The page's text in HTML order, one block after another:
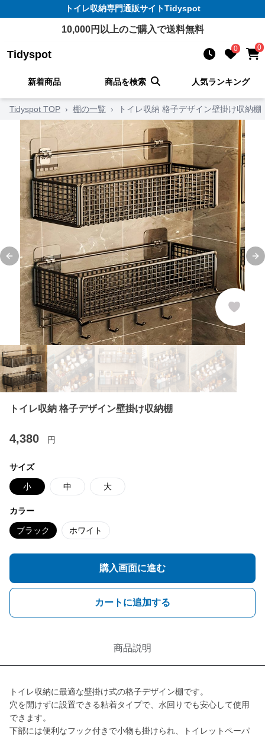
トイレ収納専門通販サイトTidyspot
10,000円以上のご購入で送料無料
Tidyspot 0 0
新着商品 商品を検索 人気ランキング
Tidyspot TOP › 棚の一覧 › トイレ収納 格子デザイン壁掛け収納棚
Previous slide
トイレ収納 格子デザイン壁掛け収納棚
4,380 円
サイズ
小 中 大
カラー
ブラック ホワイト
購入画面に進む
カートに追加する
商品説明
トイレ収納に最適な壁掛け式の格子デザイン棚です。
穴を開けずに設置できる粘着タイプで、水回りでも安心して使用
できます。
下部には便利なフック付きで小物も掛けられ、トイレットペーパ